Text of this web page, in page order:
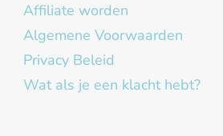
Affiliate worden
Algemene Voorwaarden
Privacy Beleid
Wat als je een klacht hebt?